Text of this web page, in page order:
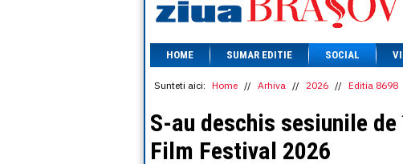
HOME SUMAR EDITIE SOCIAL
Sunteti aici: Home // Arhiva // 2026 // Editia 8698
S-au deschis sesiunile
Film Festival 2026